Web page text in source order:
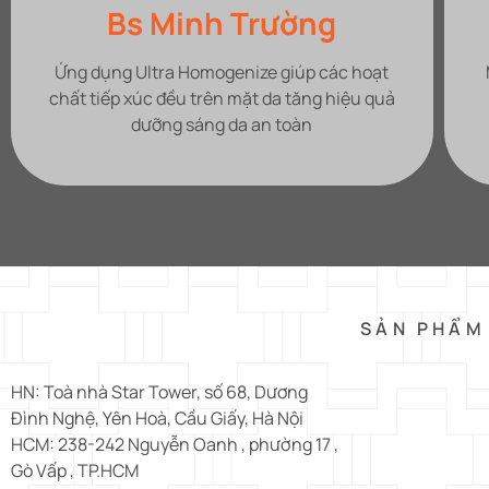
Nhi Nguyễn
Makeup body trắng đẹp đỉnh, da sáng hồng
hào tự nhiên. Thoa lên da thẩm thấu cực
nhanh không bị bết dính,
SẢN PHẨM
HN: Toà nhà Star Tower, số 68, Dương
Đình Nghệ, Yên Hoà, Cầu Giấy, Hà Nội
HCM: 238-242 Nguyễn Oanh , phường 17 ,
Gò Vấp , TP.HCM